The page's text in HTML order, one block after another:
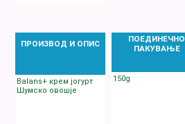
ПРОИЗВОД И ОПИС
Balans+ крем јогурт
Шумско овошје
ПОЕДИНЕЧНО
ПАКУВАЊЕ
150g